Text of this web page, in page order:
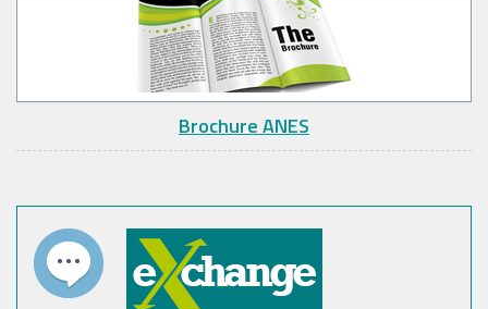
Brochure ANES